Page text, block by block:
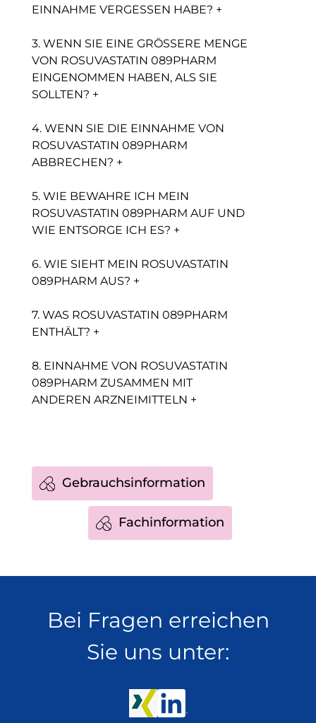
EINNAHME VERGESSEN HABE? +
3. WENN SIE EINE GRÖSSERE MENGE
VON ROSUVASTATIN 089PHARM
EINGENOMMEN HABEN, ALS SIE
SOLLTEN? +
4. WENN SIE DIE EINNAHME VON
ROSUVASTATIN 089PHARM
ABBRECHEN? +
5. WIE BEWAHRE ICH MEIN
ROSUVASTATIN 089PHARM AUF UND
WIE ENTSORGE ICH ES? +
6. WIE SIEHT MEIN ROSUVASTATIN
089PHARM AUS? +
7. WAS ROSUVASTATIN 089PHARM
ENTHÄLT? +
8. EINNAHME VON ROSUVASTATIN
089PHARM ZUSAMMEN MIT
ANDEREN ARZNEIMITTELN +
Gebrauchsinformation
Fachinformation
Bei Fragen erreichen
Sie uns unter: